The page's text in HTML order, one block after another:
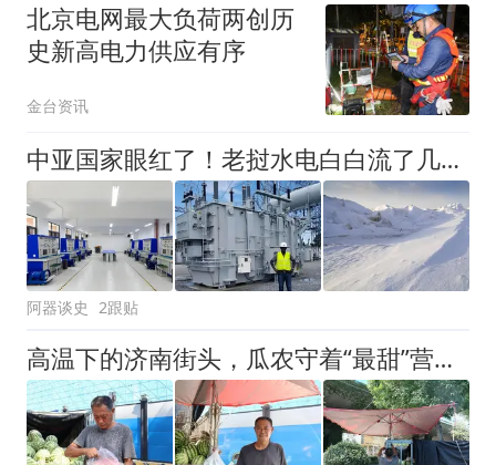
北京电网最大负荷两创历
史新高电力供应有序
金台资讯
中亚国家眼红了！老挝水电白白流了几十年，中国一来全变钱
阿器谈史 2跟贴
高温下的济南街头，瓜农守着“最甜”营生，扛起一家人的烟火生计